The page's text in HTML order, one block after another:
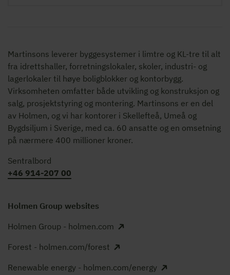
Martinsons leverer byggesystemer i limtre og KL-tre til alt
fra idrettshaller, forretningslokaler, skoler, industri- og
lagerlokaler til høye boligblokker og kontorbygg.
Virksomheten omfatter både utvikling og konstruksjon og
salg, prosjektstyring og montering. Martinsons er en del
av Holmen, og vi har kontorer i Skellefteå, Umeå og
Bygdsiljum i Sverige, med ca. 60 ansatte og en omsetning
på nærmere 400 millioner kroner.
Sentralbord
+46 914-207 00
Holmen Group websites
Holmen Group - holmen.com
Forest - holmen.com/forest
Renewable energy - holmen.com/energy